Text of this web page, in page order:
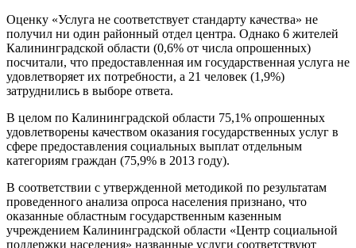
Оценку «Услуга не соответствует стандарту качества» не
получил ни один районный отдел центра. Однако 6 жителей
Калининградской области (0,6% от числа опрошенных)
посчитали, что предоставленная им государственная услуга не
удовлетворяет их потребности, а 21 человек (1,9%)
затруднились в выборе ответа.
В целом по Калининградской области 75,1% опрошенных
удовлетворены качеством оказания государственных услуг в
сфере предоставления социальных выплат отдельным
категориям граждан (75,9% в 2013 году).
В соответствии с утвержденной методикой по результатам
проведенного анализа опроса населения признано, что
оказанные областным государственным казенным
учреждением Калининградской области «Центр социальной
поддержки населения» названные услуги соответствуют